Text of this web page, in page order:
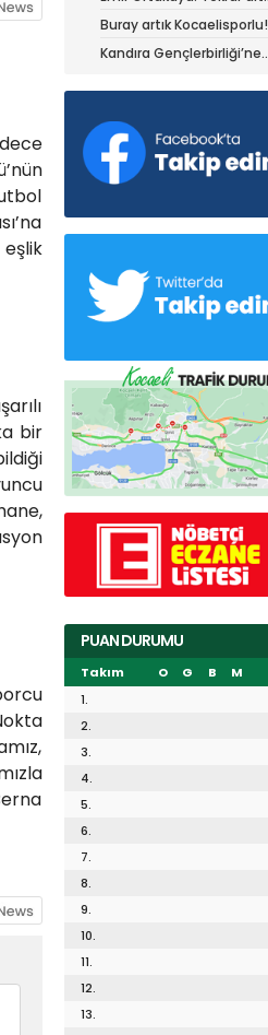
bir
olduğum yerdeyim
Buray artık Kocaelisporlu!
Kandıra Gençlerbirliği’ne
PUAN DURUMU
Takım O G B M
1.
2.
3.
4.
5.
6.
7.
8.
9.
10.
11.
12.
13.